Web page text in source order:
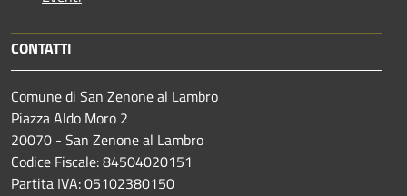
CONTATTI
Comune di San Zenone al Lambro
Piazza Aldo Moro 2
20070 - San Zenone al Lambro
Codice Fiscale: 84504020151
Partita IVA: 05102380150